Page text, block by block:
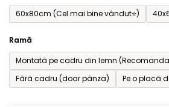
60x80cm (Cel mai bine vândut⭐)
Ramă
Montată pe cadru din lemn
Fără cadru (doar pânza)
Pe o placă